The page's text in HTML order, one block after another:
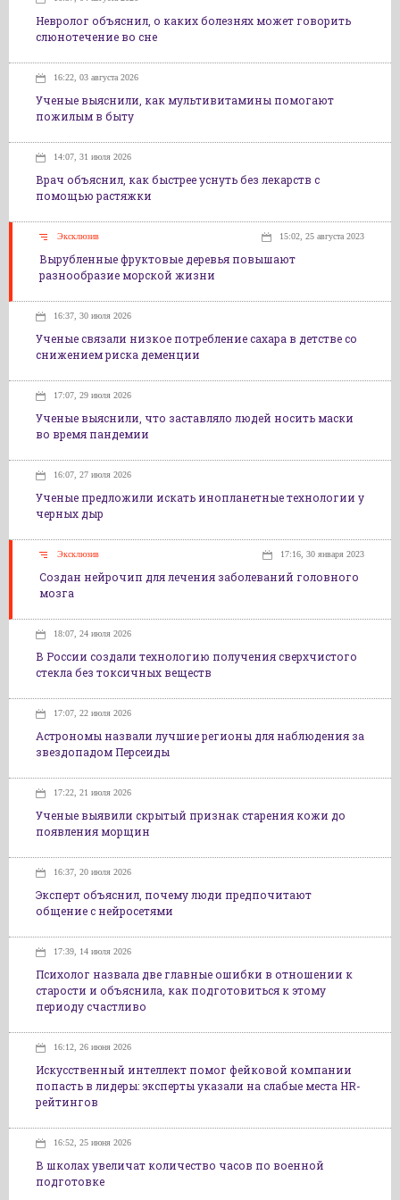
Невролог объяснил, о каких болезнях может говорить
слюнотечение во сне
16:22, 03 августа 2026
Ученые выяснили, как мультивитамины помогают
пожилым в быту
14:07, 31 июля 2026
Врач объяснил, как быстрее уснуть без лекарств с
помощью растяжки
Эксклюзив 15:02, 25 августа 2023
Вырубленные фруктовые деревья повышают
разнообразие морской жизни
16:37, 30 июля 2026
Ученые связали низкое потребление сахара в детстве со
снижением риска деменции
17:07, 29 июля 2026
Ученые выяснили, что заставляло людей носить маски
во время пандемии
16:07, 27 июля 2026
Ученые предложили искать инопланетные технологии у
черных дыр
Эксклюзив 17:16, 30 января 2023
Создан нейрочип для лечения заболеваний головного
мозга
18:07, 24 июля 2026
В России создали технологию получения сверхчистого
стекла без токсичных веществ
17:07, 22 июля 2026
Астрономы назвали лучшие регионы для наблюдения за
звездопадом Персеиды
17:22, 21 июля 2026
Ученые выявили скрытый признак старения кожи до
появления морщин
16:37, 20 июля 2026
Эксперт объяснил, почему люди предпочитают
общение с нейросетями
17:39, 14 июля 2026
Психолог назвала две главные ошибки в отношении к
старости и объяснила, как подготовиться к этому
периоду счастливо
16:12, 26 июня 2026
Искусственный интеллект помог фейковой компании
попасть в лидеры: эксперты указали на слабые места HR-
рейтингов
16:52, 25 июня 2026
В школах увеличат количество часов по военной
подготовке